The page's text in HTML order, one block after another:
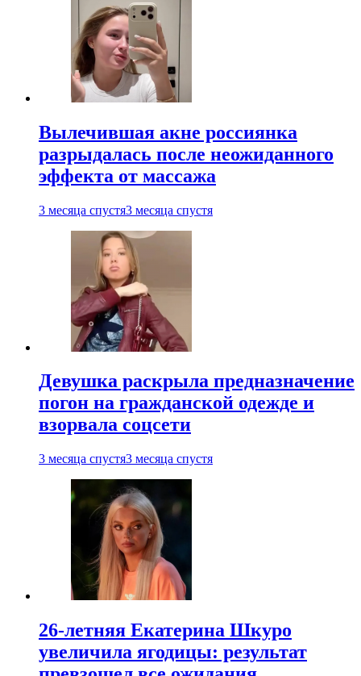
Вылечившая акне россиянка
разрыдалась после неожиданного
эффекта от массажа
3 месяца спустя3 месяца спустя
Девушка раскрыла предназначение
погон на гражданской одежде и
взорвала соцсети
3 месяца спустя3 месяца спустя
26-летняя Екатерина Шкуро
увеличила ягодицы: результат